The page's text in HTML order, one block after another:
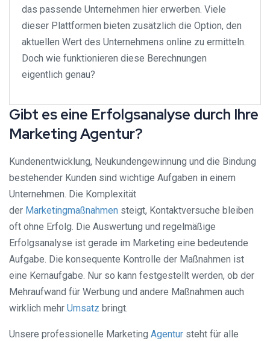
das passende Unternehmen hier erwerben. Viele
dieser Plattformen bieten zusätzlich die Option, den
aktuellen Wert des Unternehmens online zu ermitteln.
Doch wie funktionieren diese Berechnungen
eigentlich genau?
Gibt es eine Erfolgsanalyse durch Ihre
Marketing Agentur?
Kundenentwicklung, Neukundengewinnung und die Bindung
bestehender Kunden sind wichtige Aufgaben in einem
Unternehmen. Die Komplexität
der Marketingmaßnahmen steigt, Kontaktversuche bleiben
oft ohne Erfolg. Die Auswertung und regelmäßige
Erfolgsanalyse ist gerade im Marketing eine bedeutende
Aufgabe. Die konsequente Kontrolle der Maßnahmen ist
eine Kernaufgabe. Nur so kann festgestellt werden, ob der
Mehraufwand für Werbung und andere Maßnahmen auch
wirklich mehr Umsatz bringt.
Unsere professionelle Marketing Agentur steht für alle